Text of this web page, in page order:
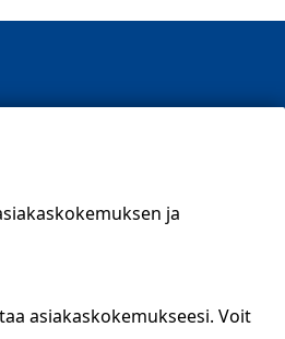
ja
asiakaskokemukseesi. Voit